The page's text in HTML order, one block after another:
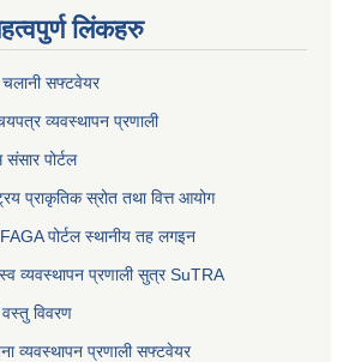
लिंकहरु
चलानी सफ्टवेयर
व्यवस्थापन प्रणाली
पोर्टल
प्राकृतिक स्रोत तथा वित्त आयोग
पोर्टल स्थानीय तह लगइन
व्यवस्थापन प्रणाली सुत्र SuTRA
वस्तु विवरण
व्यवस्थापन प्रणाली सफ्टवेयर